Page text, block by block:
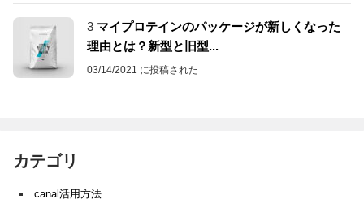
3 マイプロテインのパッケージが新しくなった
理由とは？新型と旧型...
03/14/2021 に投稿された
カテゴリ
canal活用方法